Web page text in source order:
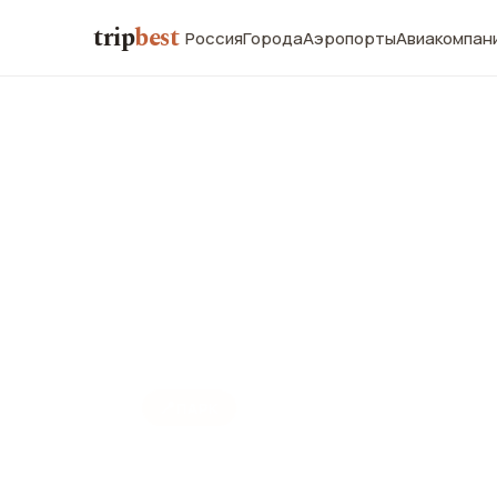
tripbest РоссияГородаАэропорты